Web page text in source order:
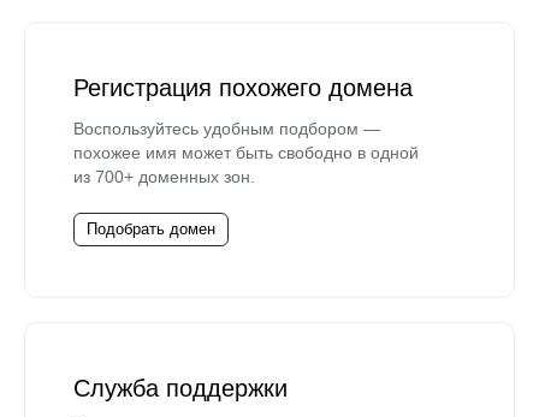
Регистрация похожего домена
Воспользуйтесь удобным подбором —
похожее имя может быть свободно в одной
из 700+ доменных зон.
Подобрать домен
Служба поддержки